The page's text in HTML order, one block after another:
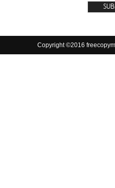
Copyright ©2016